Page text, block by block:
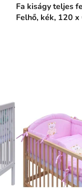
Fa kiságy teljes
Felhő, kék, 120 x